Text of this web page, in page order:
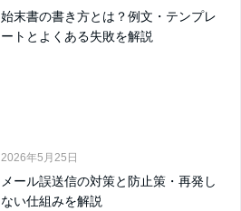
始末書の書き方とは？例文・テンプレ
ートとよくある失敗を解説
2026年5月25日
メール誤送信の対策と防止策・再発し
ない仕組みを解説